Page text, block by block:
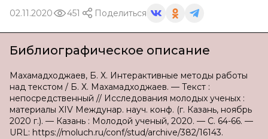
02.11.2020 451 Поделиться
Библиографическое описание
Махамадходжаев, Б. Х. Интерактивные методы работы
над текстом / Б. Х. Махамадходжаев. — Текст :
непосредственный // Исследования молодых ученых :
материалы XIV Междунар. науч. конф. (г. Казань, ноябрь
2020 г.). — Казань : Молодой ученый, 2020. — С. 64-66. —
URL: https://moluch.ru/conf/stud/archive/382/16143.